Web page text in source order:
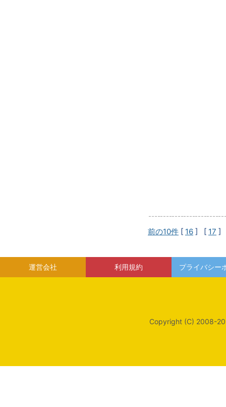
前の10件 [ 16 ] [ 17 ]
運営会社 利用規約 プライバシー
Copyright (C) 2008-